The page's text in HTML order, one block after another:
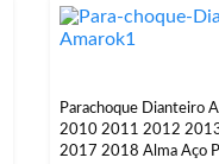
Parachoque Dianteiro
2010 2011 2012
2017 2018 Alma Aço